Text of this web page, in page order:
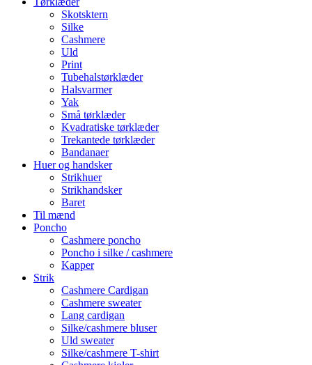
Skotsktern
Silke
Cashmere
Uld
Print
Tubehalstørklæder
Halsvarmer
Yak
Små tørklæder
Kvadratiske tørklæder
Trekantede tørklæder
Bandanaer
Huer og handsker
Strikhuer
Strikhandsker
Baret
Til mænd
Poncho
Cashmere poncho
Poncho i silke / cashmere
Kapper
Strik
Cashmere Cardigan
Cashmere sweater
Lang cardigan
Silke/cashmere bluser
Uld sweater
Silke/cashmere T-shirt